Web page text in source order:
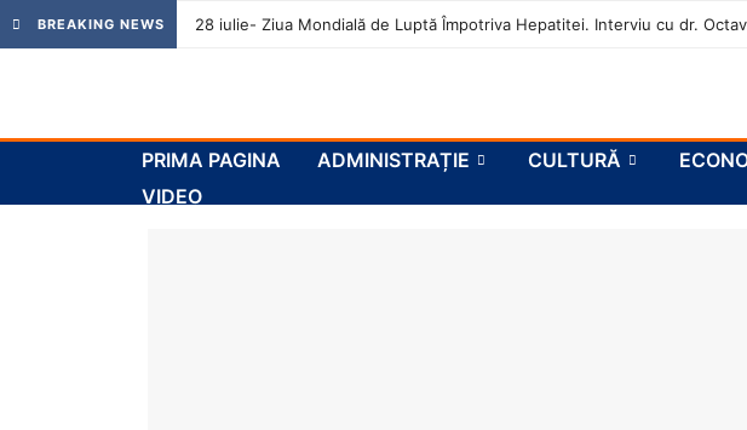
BREAKING NEWS 28 iulie- Ziua Mondială de Luptă Împotriva Hepatitei. Interviu cu dr.
PRIMA PAGINA ADMINISTRAȚIE CULTURĂ
VIDEO